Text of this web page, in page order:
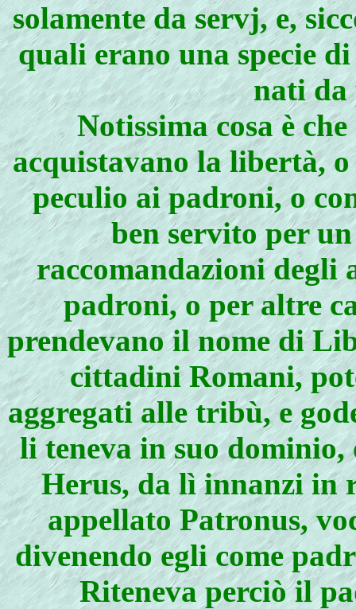
solamente da servj, e,
quali erano una specie
nati da
Notissima cosa è
acquistavano la libertà,
peculio ai padroni, o
ben servito per
raccomandazioni degli
padroni, o per altre
prendevano il nome di
cittadini Romani,
aggregati alle tribù, e
li teneva in suo dominio,
Herus, da lì innanzi in
appellato Patronus,
divenendo egli come
Riteneva perciò il